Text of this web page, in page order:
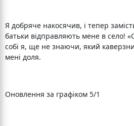
Я добряче накосячив, і тепер
батьки відправляють мене в село!
собі я, ще не знаючи, який
мені доля.
Оновлення за графіком 5/1